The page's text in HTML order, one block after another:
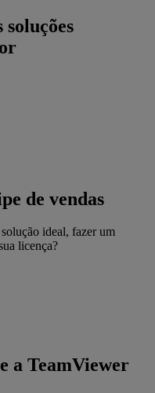
de vendas
ideal, fazer um
licença?
a TeamViewer